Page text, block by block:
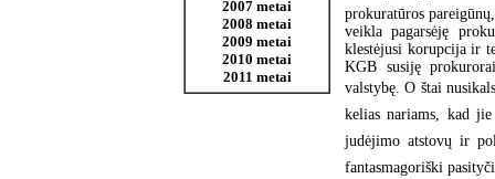
2007 metai
2008 metai
2009 metai
2010 metai
2011 metai
prokuratūros
veikla pagarsėję
klestėjusi korupcija ir
KGB susiję
valstybę. O štai
kelias nariams, kad
judėjimo atstovų ir
fantasmagoriški